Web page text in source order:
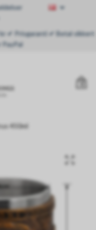
✔ Prisgaranti ✔ Betal sikkert
PayPal
450ml